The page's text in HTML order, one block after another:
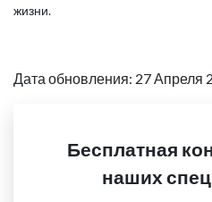
жизни.
Дата обновления: 27 Апреля
Бесплатная
наших